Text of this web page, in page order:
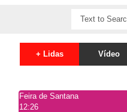
+ Lidas Vídeo
Feira de Santana
12:26